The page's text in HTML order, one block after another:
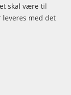
skal være til
med det